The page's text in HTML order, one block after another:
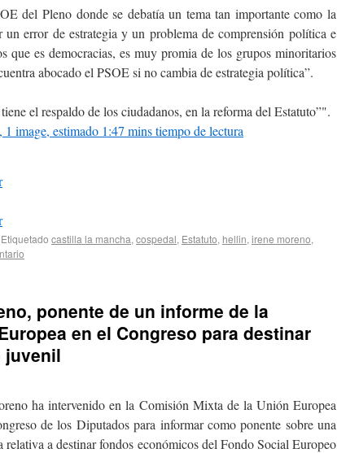
del Pleno donde se debatía un tema tan importante como la
un error de estrategia y un problema de comprensión política e
que es democracias, es muy promia de los grupos minoritarios
abocado el PSOE si no cambia de estrategia política”.
el respaldo de los ciudadanos, en la reforma del Estatuto” .
image, estimado 1:47 mins tiempo de lectura
Etiquetado castilla la mancha, cospedal, Estatuto, hellin, irene moreno,
ponente de un informe de la
en el Congreso para destinar
juvenil
ha intervenido en la Comisión Mixta de la Unión Europea
de los Diputados para informar como ponente sobre una
relativa a destinar fondos económicos del Fondo Social Europeo